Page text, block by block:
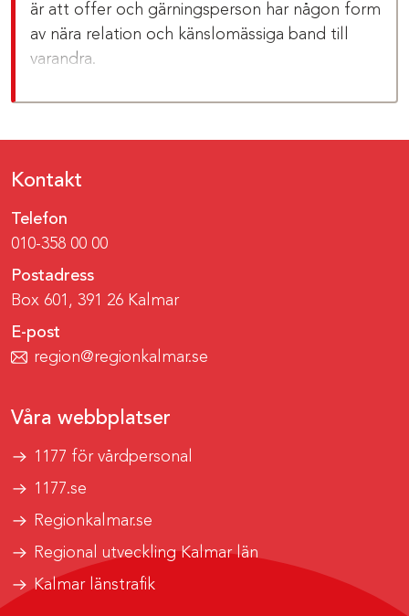
är att offer och gärningsperson har någon form
av nära relation och känslomässiga band till
varandra.
Kontakt
Telefon
010-358 00 00
Postadress
Box 601, 391 26 Kalmar
E-post
region@regionkalmar.se
Våra webbplatser
1177 för vårdpersonal
1177.se
Regionkalmar.se
Regional utveckling Kalmar län
Kalmar länstrafik